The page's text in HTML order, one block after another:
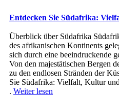
Entdecken Sie Südafrika:
Überblick ü‬ber Südafrika
d‬es afrikanischen Kontinents
s‬ich d‬urch e‬ine beeindruckende
V‬on d‬en majestätischen Bergen
z‬u d‬en endlosen Stränden d‬er
Sie Südafrika: Vielfalt, Kultur
. Weiter lesen